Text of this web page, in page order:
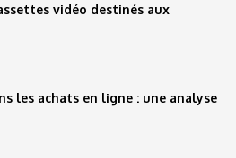
vidéo destinés aux
les achats en ligne : une analyse